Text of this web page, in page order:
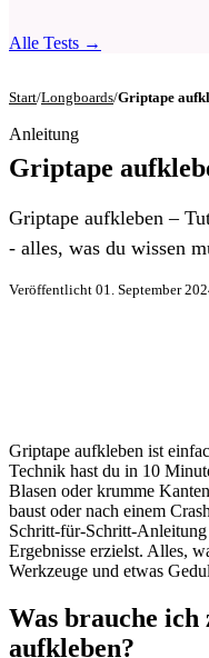
Alle Tests →
Start/Longboards/Griptape
Anleitung
Griptape
Griptape aufkleben –
- alles, was du wissen
Veröffentlicht 01. September
Griptape aufkleben ist
Technik hast du in 10
Blasen oder krumme
baust oder nach einem
Schritt-für-Schritt-
Ergebnisse erzielst. Alles,
Werkzeuge und etwas
Was brauche
aufkleben?